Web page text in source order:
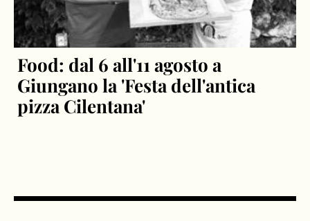
Food: dal 6 all'11 agosto a
Giungano la 'Festa dell'antica
pizza Cilentana'